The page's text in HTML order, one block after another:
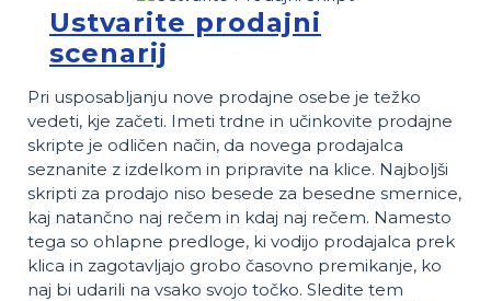
Ustvarite prodajni
scenarij
Pri usposabljanju nove prodajne osebe je težko
vedeti, kje začeti. Imeti trdne in učinkovite prodajne
skripte je odličen način, da novega prodajalca
seznanite z izdelkom in pripravite na klice. Najboljši
skripti za prodajo niso besede za besedne smernice,
kaj natančno naj rečem in kdaj naj rečem. Namesto
tega so ohlapne predloge, ki vodijo prodajalca prek
klica in zagotavljajo grobo časovno premikanje, ko
naj bi udarili na vsako svojo točko. Sledite tem